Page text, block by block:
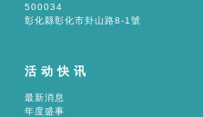
500034
彰化縣彰化市卦山路8-1號
活动快讯
最新消息
年度盛事